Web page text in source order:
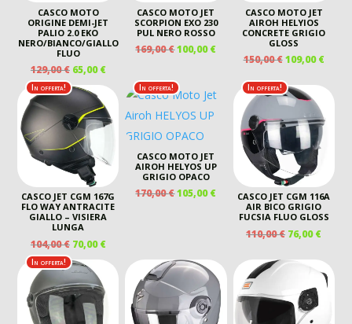
CASCO MOTO
ORIGINE DEMI-JET
PALIO 2.0 EKO
NERO/BIANCO/GIALLO
FLUO
129,00€ IL
PREZZO
ORIGINALE
ERA:
129,00 €.
65,00€IL
PREZZO
ATTUALE
È:
65,00 €.
CASCO MOTO JET
SCORPION EXO 230
PUL NERO ROSSO
169,00€IL
ERA:
169,00 €.
100,00€IL
PREZZO
È:
100,00 €.
CASCO MOTO JET
AIROH HELYIOS
CONCRETE GRIGIO
GLOSS
150,00€ IL
ORIGINALE
ERA:
150,00 €.
109,00€IL
In offerta!
CASCO JET CGM 167G
FLO WAY ANTRACITE
GIALLO – VISIERA
LUNGA
104,00€ IL
PREZZO
ORIGINALE
ERA:
104,00 €.
70,00€IL
PREZZO
ATTUALE
70,00 €.
In offerta!
CASCO MOTO JET
AIROH HELYOS UP
GRIGIO OPACO
170,00€IL
105,00€IL
PREZZO
ATTUALE
In offerta!
CASCO JET CGM 116A
AIR BICO GRIGIO
FUCSIA FLUO GLOSS
110,00€ IL
ORIGINALE
110,00 €.
76,00€IL
È:
76,00
In offerta!